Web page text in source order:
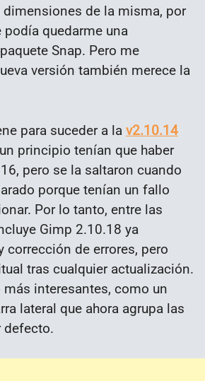
de la misma, por
podía quedarme una
Snap. Pero me
versión también merece la
para suceder a la v2.10.14
principio tenían que haber
pero se la saltaron cuando
porque tenían un fallo
Por lo tanto, entre las
Gimp 2.10.18 ya
corrección de errores, pero
tras cualquier actualización.
interesantes, como un
lateral que ahora agrupa las
defecto.